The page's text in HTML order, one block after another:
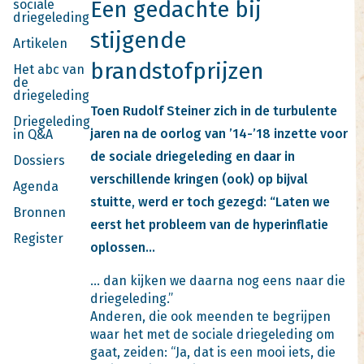
sociale
driegeleding
Artikelen
Het abc van
de
driegeleding
Driegeleding
in Q&A
Dossiers
Agenda
Bronnen
Register
Een gedachte bij
stijgende
brandstofprijzen
Toen Rudolf Steiner zich in de turbulente
jaren na de oorlog van ’14-’18 inzette voor
de sociale driegeleding en daar in
verschillende kringen (ook) op bijval
stuitte, werd er toch gezegd: “Laten we
eerst het probleem van de hyperinflatie
oplossen…
… dan kijken we daarna nog eens naar die
driegeleding.”
Anderen, die ook meenden te begrijpen
waar het met de sociale driegeleding om
gaat, zeiden: “Ja, dat is een mooi iets, die